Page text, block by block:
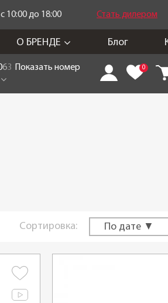
10:00 до 18:00 Стать дилером
О БРЕНДЕ Блог
63 Показать номер 0
Сортировка: